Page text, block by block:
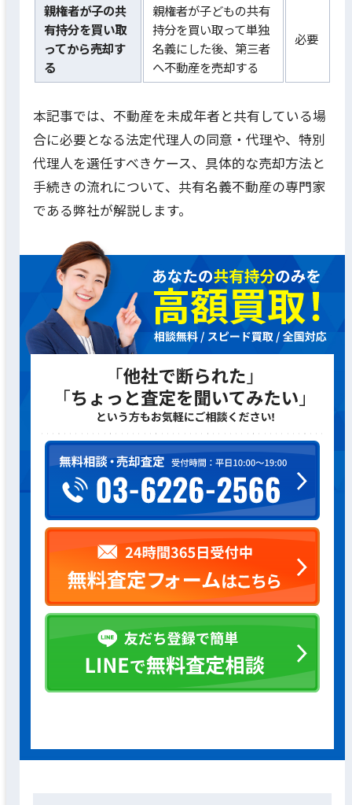
親権者が子の共
有持分を買い取
ってから売却す
る
親権者が子どもの共有
持分を買い取って単独
名義にした後、第三者
へ不動産を売却する
必要
本記事では、不動産を未成年者と共有している場
合に必要となる法定代理人の同意・代理や、特別
代理人を選任すべきケース、具体的な売却方法と
手続きの流れについて、共有名義不動産の専門家
である弊社が解説します。